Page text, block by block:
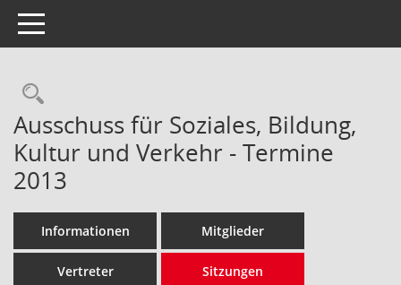
Toggle navigation
Rechercheauswahl
Ausschuss für Soziales, Bildung,
Kultur und Verkehr - Termine
2013
Informationen Mitglieder
Vertreter Sitzungen